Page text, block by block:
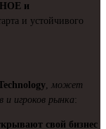
и
и устойчивого
, может
и игроков рынка:
свой бизнес